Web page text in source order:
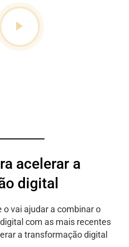
acelerar a
digital
o vai ajudar a combinar o
com as mais recentes
a transformação digital